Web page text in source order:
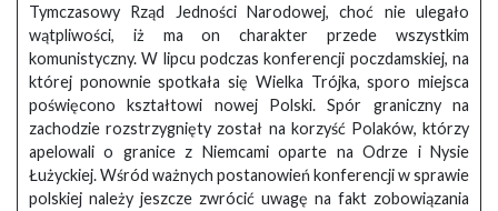
Tymczasowy Rząd Jedności Narodowej, choć nie ulegało
wątpliwości, iż ma on charakter przede wszystkim
komunistyczny. W lipcu podczas konferencji poczdamskiej, na
której ponownie spotkała się Wielka Trójka, sporo miejsca
poświęcono kształtowi nowej Polski. Spór graniczny na
zachodzie rozstrzygnięty został na korzyść Polaków, którzy
apelowali o granice z Niemcami oparte na Odrze i Nysie
Łużyckiej. Wśród ważnych postanowień konferencji w sprawie
polskiej należy jeszcze zwrócić uwagę na fakt zobowiązania